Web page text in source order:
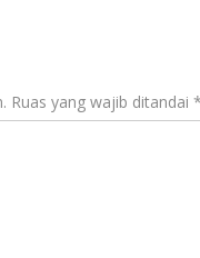
Ruas yang wajib ditandai *